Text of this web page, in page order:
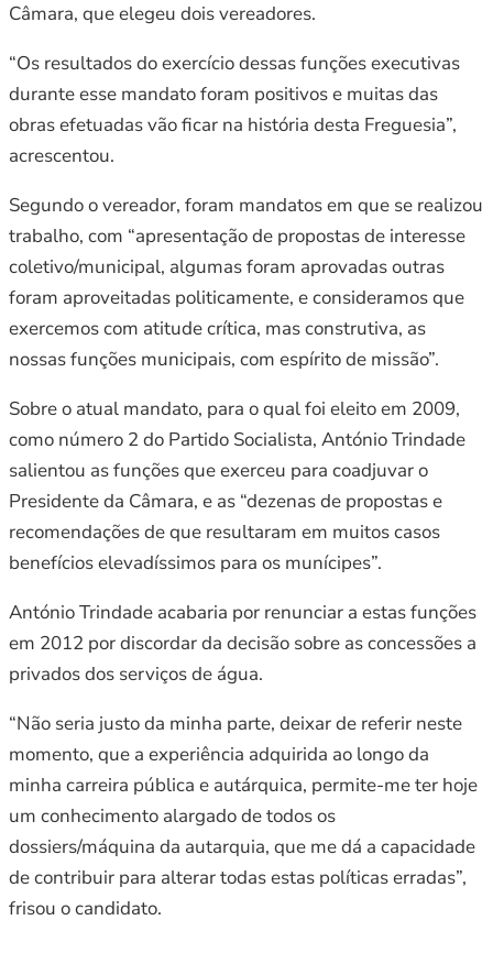
Câmara, que elegeu dois vereadores.
“Os resultados do exercício dessas funções executivas
durante esse mandato foram positivos e muitas das
obras efetuadas vão ficar na história desta Freguesia”,
acrescentou.
Segundo o vereador, foram mandatos em que se realizou
trabalho, com “apresentação de propostas de interesse
coletivo/municipal, algumas foram aprovadas outras
foram aproveitadas politicamente, e consideramos que
exercemos com atitude crítica, mas construtiva, as
nossas funções municipais, com espírito de missão”.
Sobre o atual mandato, para o qual foi eleito em 2009,
como número 2 do Partido Socialista, António Trindade
salientou as funções que exerceu para coadjuvar o
Presidente da Câmara, e as “dezenas de propostas e
recomendações de que resultaram em muitos casos
benefícios elevadíssimos para os munícipes”.
António Trindade acabaria por renunciar a estas funções
em 2012 por discordar da decisão sobre as concessões a
privados dos serviços de água.
“Não seria justo da minha parte, deixar de referir neste
momento, que a experiência adquirida ao longo da
minha carreira pública e autárquica, permite-me ter hoje
um conhecimento alargado de todos os
dossiers/máquina da autarquia, que me dá a capacidade
de contribuir para alterar todas estas políticas erradas”,
frisou o candidato.